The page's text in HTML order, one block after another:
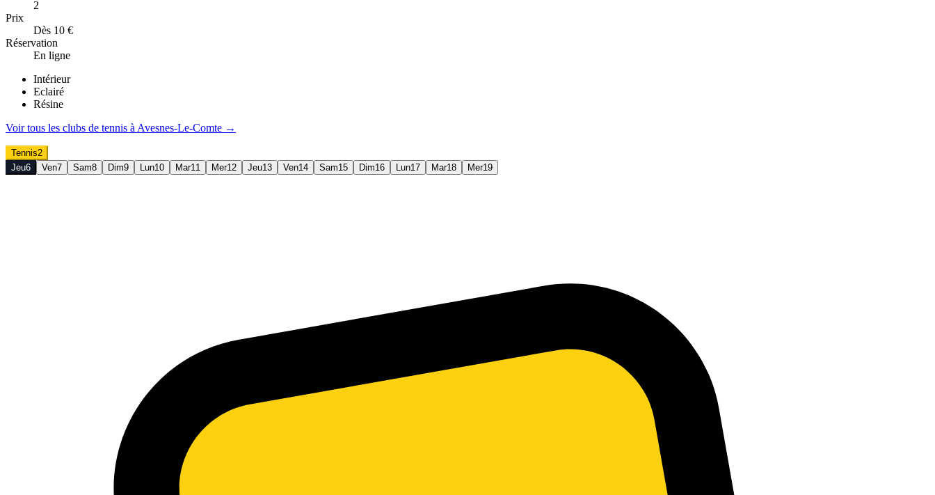
2
Prix
Dès 10 €
Réservation
En ligne
Intérieur
Eclairé
Résine
Voir tous les clubs de tennis à Avesnes-Le-Comte →
Tennis2
Jeu6 Ven7 Sam8 Dim9 Lun10 Mar11 Mer12 Jeu13 Ven14 Sam15 Dim16 Lun17 Mar18 Mer19